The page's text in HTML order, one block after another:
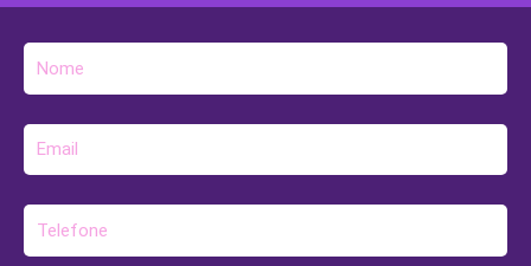
E-
mail